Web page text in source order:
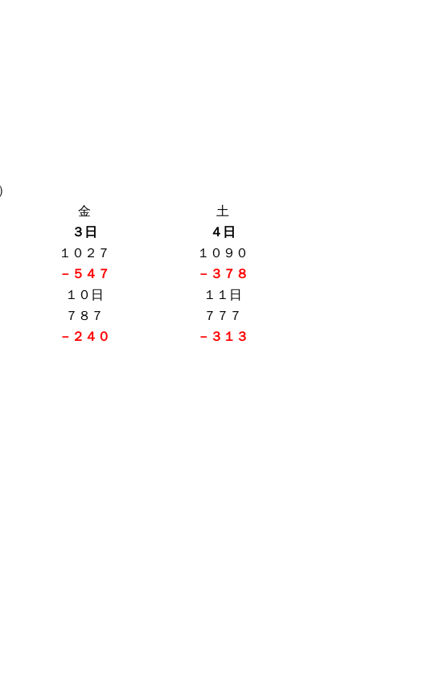
金
土
３日
４日
１０２７
１０９０
－５４７
－３７８
１０日
１１日
７８７
７７７
－２４０
－３１３